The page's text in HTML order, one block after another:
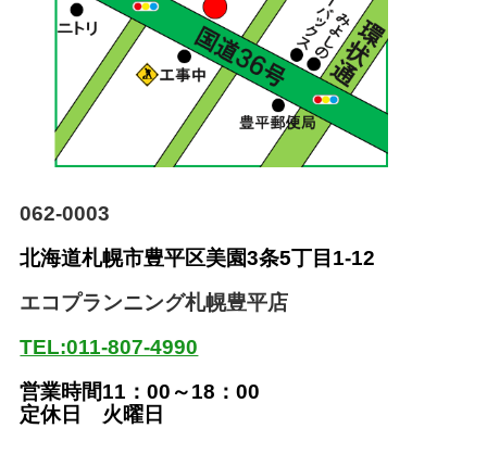
062-0003
北海道札幌市豊平区美園3条5丁目1-12
エコプランニング札幌豊平店
TEL:011-807-4990
営業時間11：00～18：00
定休日 火曜日